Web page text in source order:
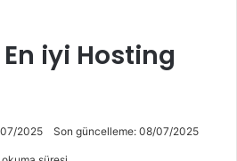
iyi Hosting
2025 Son güncelleme: 08/07/2025